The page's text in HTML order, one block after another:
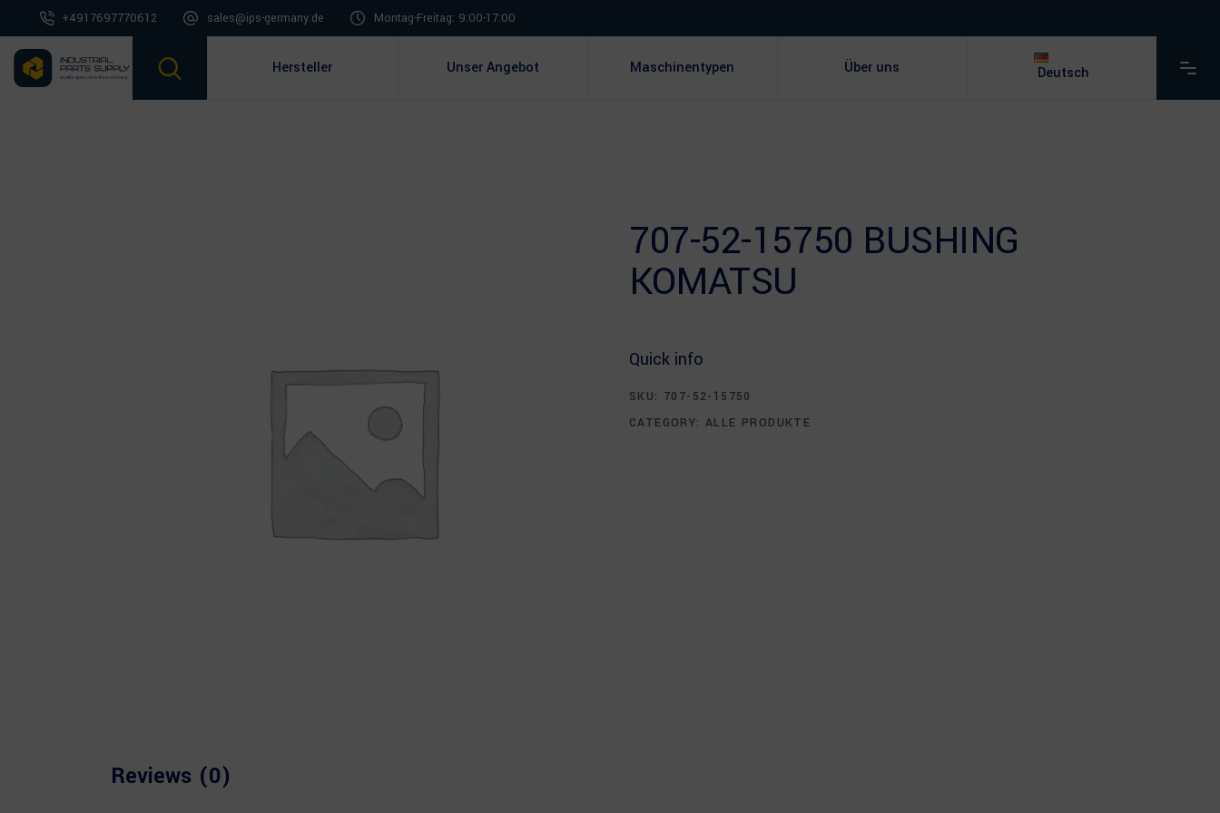
+4917697770612 sales@ips-germany.de Montag-Freitag: 9:00-17:00
Hersteller Unser Angebot Maschinentypen Über uns Deutsch
707-52-15750 BUSHING
KOMATSU
Quick info
SKU: 707-52-15750
CATEGORY:ALLE PRODUKTE
Reviews (0)